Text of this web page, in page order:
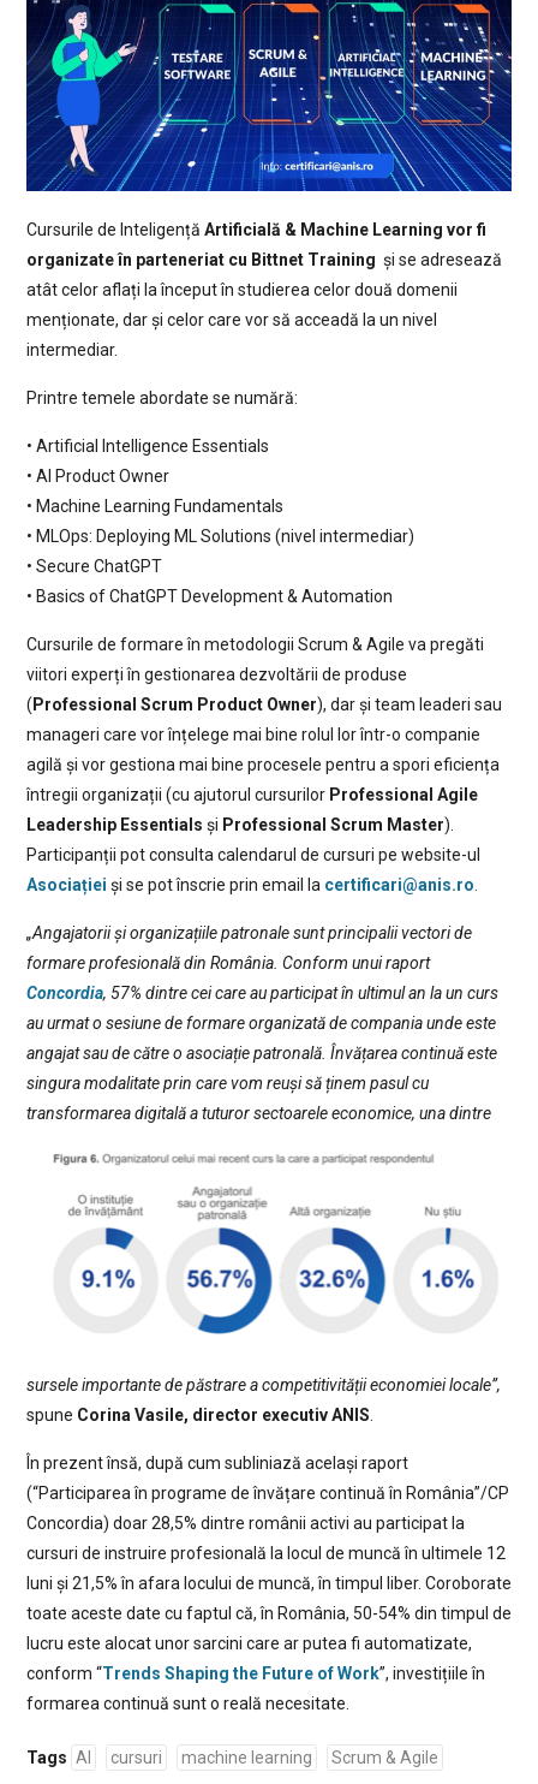
Cursurile de Inteligență Artificială & Machine Learning vor fi
organizate în parteneriat cu Bittnet Training și se adresează
atât celor aflați la început în studierea celor două domenii
menționate, dar și celor care vor să acceadă la un nivel
intermediar.
Printre temele abordate se numără:
• Artificial Intelligence Essentials
• AI Product Owner
• Machine Learning Fundamentals
• MLOps: Deploying ML Solutions (nivel intermediar)
• Secure ChatGPT
• Basics of ChatGPT Development & Automation
Cursurile de formare în metodologii Scrum & Agile va pregăti
viitori experți în gestionarea dezvoltării de produse
( Professional Scrum Product Owner), dar și team leaderi sau
manageri care vor înțelege mai bine rolul lor într-o companie
agilă și vor gestiona mai bine procesele pentru a spori eficiența
întregii organizații (cu ajutorul cursurilor Professional Agile
Leadership Essentials și Professional Scrum Master).
Participanții pot consulta calendarul de cursuri pe website-ul
Asociației și se pot înscrie prin email la certificari@anis.ro.
„Angajatorii și organizațiile patronale sunt principalii vectori de
formare profesională din România. Conform unui raport
Concordia, 57% dintre cei care au participat în ultimul an la un curs
au urmat o sesiune de formare organizată de compania unde este
angajat sau de către o asociație patronală. Învățarea continuă este
singura modalitate prin care vom reuși să ținem pasul cu
transformarea digitală atuturor sectoarele economice, una dintre
sursele importante de păstrare a competitivității economiei locale”,
spune Corina Vasile, director executiv ANIS
În prezent însă, după cum subliniază același raport
(“Participarea în programe de învățare continuă în România”/CP
Concordia) doar 28,5% dintre românii activi au participat la
cursuri de instruire profesională la locul de muncă în ultimele 12
luni și 21,5% în afara locului de muncă, în timpul liber. Coroborate
toate aceste date cu faptul că, în România, 50-54% din timpul de
lucru este alocat unor sarcini care ar putea fi automatizate,
conform “Trends Shaping the Future of Work”, investițiile în
formarea continuă sunt o reală necesitate.
Tags AI cursuri machine learning Scrum & Agile